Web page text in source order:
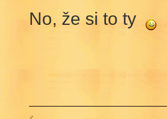
No, že si to ty
♂